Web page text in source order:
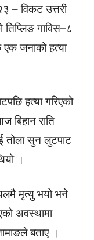
– विकट उत्तरी
तिप्लिङ गाविस–८
जनाको हत्या
हत्या गरिएको
बिहान राति
तोला सुन लुटपाट
।
मृत्यु भयो भने
अवस्थामा
बताए ।